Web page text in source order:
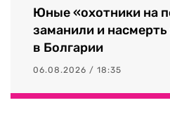
Юные «охотники на
заманили и
в Болгарии
06.08.2026 / 18:35